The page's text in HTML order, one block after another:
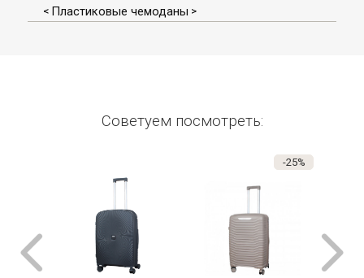
< Пластиковые чемоданы >
Советуем посмотреть:
-25%